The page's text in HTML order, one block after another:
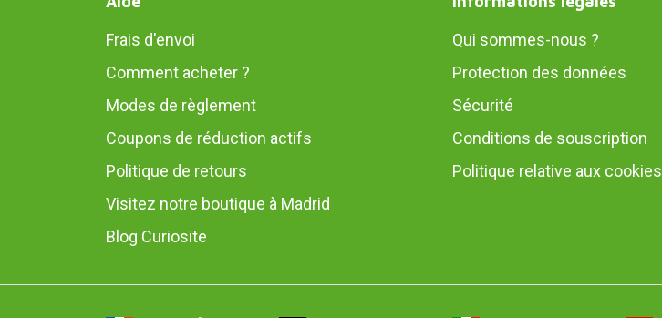
Frais d'envoi
Comment acheter ?
Modes de règlement
Coupons de réduction actifs
Politique de retours
Visitez notre boutique à Madrid
Blog Curiosite
Qui sommes-nous ?
Protection des données
Sécurité
Conditions de souscription
Politique relative aux cookies